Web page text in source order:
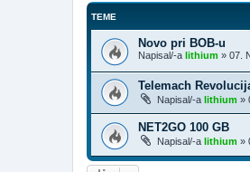
TEME
Novo pri BOB-u
Napisal/-a lithium » 07.
Telemach
Napisal/-a lithium »
NET2GO 100 GB
Napisal/-a lithium »